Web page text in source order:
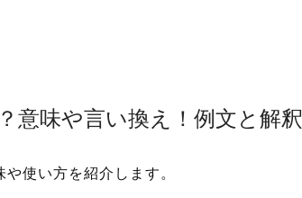
意味や言い換え！例文と解釈
使い方を紹介します。